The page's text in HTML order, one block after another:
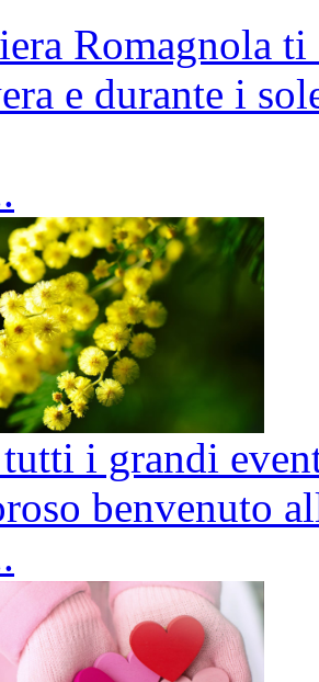
Romagnola
e durante i
i grandi
benvenuto